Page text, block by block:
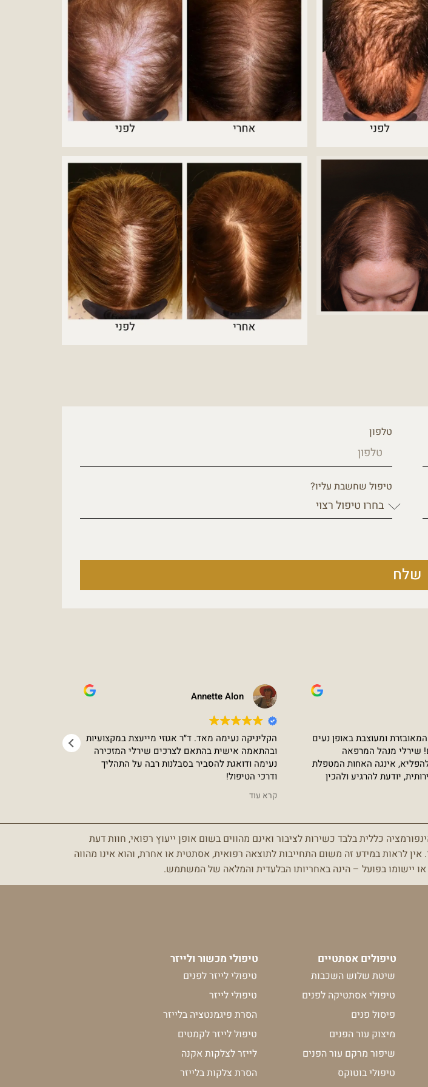
טלפון
טיפול שחשבת עליו?
שלח
קצרה
Annette Alon
הקליניקה נעימה מאד. ד״ר אגוזי מייעצת במקצועיות
ובהתאמה אישית בהתאם לצרכים שירלי המזכירה
נעימה ודואגת להסביר בסבלנות רבה על התהליך
ודרכי הטיפול!
משתקף בתוצאות!
קרא עוד
ומעוצבת באופן נעים
ומקבל, הצוות מושלם! שירלי מנהל המרפאה
אינגה האחות המטפלת
יודעת להרגיע ולהכין
למרפאה וממשיכה עד
כללית בלבד כשירות לציבור ואינם מהווים בשום אופן ייעוץ רפואי, חוות דעת
אין לראות במידע זה משום התחייבות לתוצאה רפואית, אסתטית או אחרת, והוא אינו מהווה
יישומו בפועל – הינה באחריותו הבלעדית והמלאה של המשתמש.
טיפולים אסתטיים
שיטת שלוש השכבות
טיפולי אסתטיקה לפנים
פיסול פנים
מיצוק עור הפנים
שיפור מרקם עור הפנים
טיפולי בוטוקס
טיפולי מכשור ולייזר
טיפולי לייזר לפנים
טיפולי לייזר
הסרת פיגמנטציה בלייזר
טיפול לייזר לקמטים
לייזר לצלקות אקנה
הסרת צלקות בלייזר